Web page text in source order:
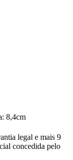
8,4cm
legal e mais 9
concedida pelo